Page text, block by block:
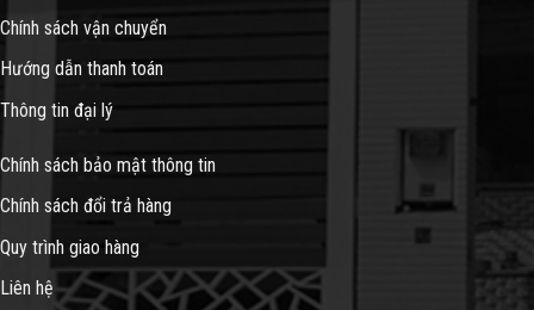
Chính sách vận chuyển
Hướng dẫn thanh toán
Thông tin đại lý
Chính sách bảo mật thông tin
Chính sách đổi trả hàng
Quy trình giao hàng
Liên hệ